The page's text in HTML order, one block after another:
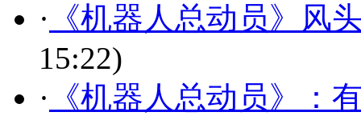
· 《机器人总动员》风
15:22)
· 《机器人总动员》：